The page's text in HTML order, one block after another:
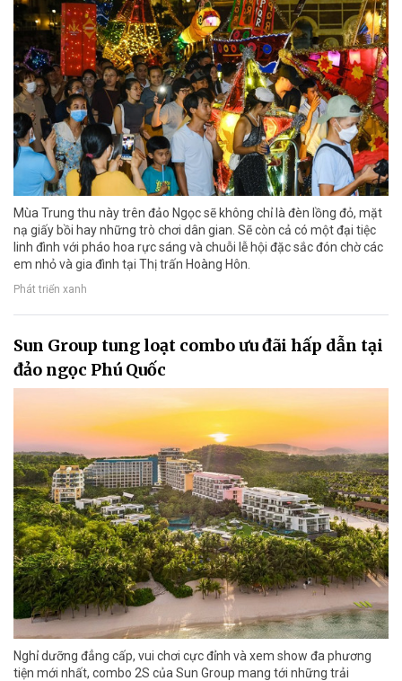
Mùa Trung thu này trên đảo Ngọc sẽ không chỉ là đèn lồng đỏ, mặt
nạ giấy bồi hay những trò chơi dân gian. Sẽ còn cả có một đại tiệc
linh đình với pháo hoa rực sáng và chuỗi lễ hội đặc sắc đón chờ các
em nhỏ và gia đình tại Thị trấn Hoàng Hôn.
Phát triển xanh
Sun Group tung loạt combo ưu đãi hấp dẫn tại
đảo ngọc Phú Quốc
Nghỉ dưỡng đẳng cấp, vui chơi cực đỉnh và xem show đa phương
tiện mới nhất, combo 2S của Sun Group mang tới những trải